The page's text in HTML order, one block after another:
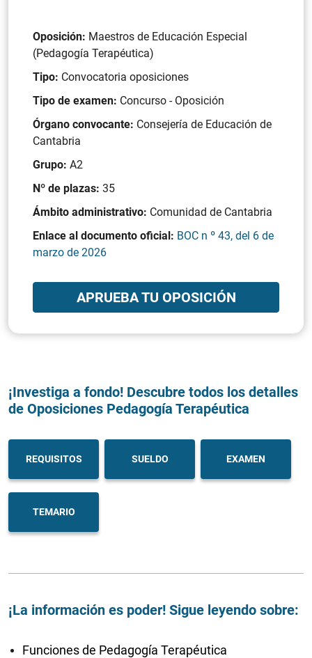
Oposición: Maestros de Educación Especial
(Pedagogía Terapéutica)
Tipo: Convocatoria oposiciones
Tipo de examen: Concurso - Oposición
Órgano convocante: Consejería de Educación de
Cantabria
Grupo: A2
Nº de plazas: 35
Ámbito administrativo: Comunidad de Cantabria
Enlace al documento oficial: BOC n º 43, del 6 de
marzo de 2026
APRUEBA TU OPOSICIÓN
¡Investiga a fondo! Descubre todos los detalles
de Oposiciones Pedagogía Terapéutica
REQUISITOS SUELDO EXAMEN
TEMARIO
¡La información es poder! Sigue leyendo sobre:
Funciones de Pedagogía Terapéutica